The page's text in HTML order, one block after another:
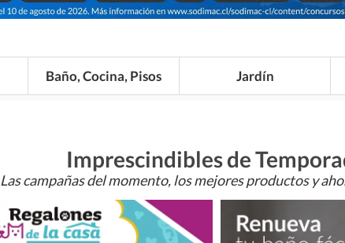
Baño, Cocina, Pisos Jardín
Imprescindibles de
Las campañas del momento, los mejores productos y